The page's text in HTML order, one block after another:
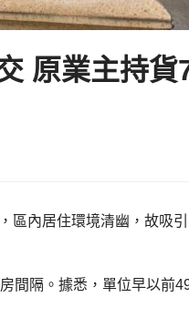
原業主持貨
區內居住環境清幽，故吸
間隔。據悉，單位早以前